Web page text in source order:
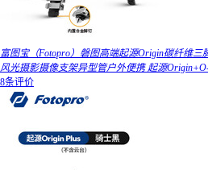
富图宝（Fotopro）磐图高端起源Origin碳纤维
风光摄影摄像支架异型管户外便携 起源
8条评价